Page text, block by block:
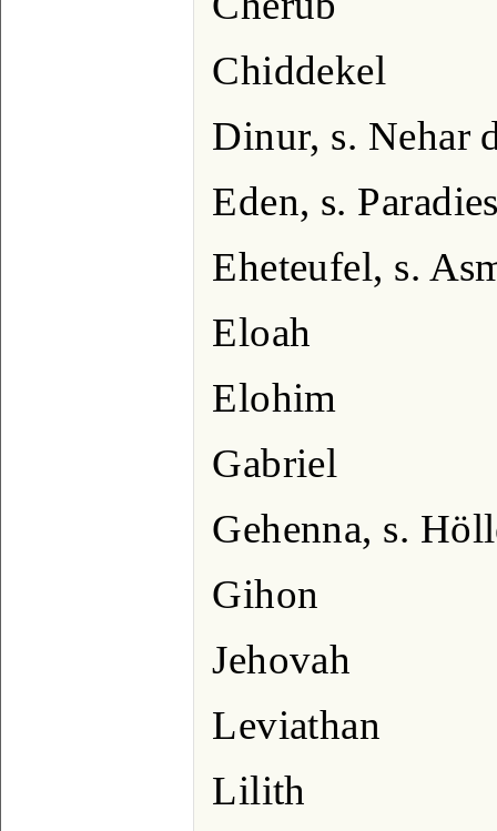
Chiddekel
Dinur, s. Nehar
Eden, s.
Eheteufel, s.
Eloah
Elohim
Gabriel
Gehenna, s.
Gihon
Jehovah
Leviathan
Lilith